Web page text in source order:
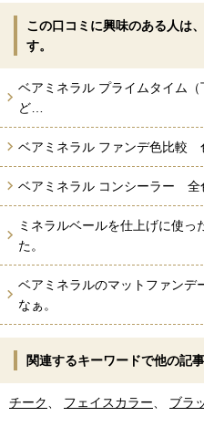
この口コミに興味のある人は
す。
ベアミネラル プライムタイム
ど…
ベアミネラル ファンデ色比較
ベアミネラル コンシーラー 全
ミネラルベールを仕上げに使っ
た。
ベアミネラルのマットファンデ
なぁ。
関連するキーワードで他の記
チーク、 フェイスカラー、 ブラ